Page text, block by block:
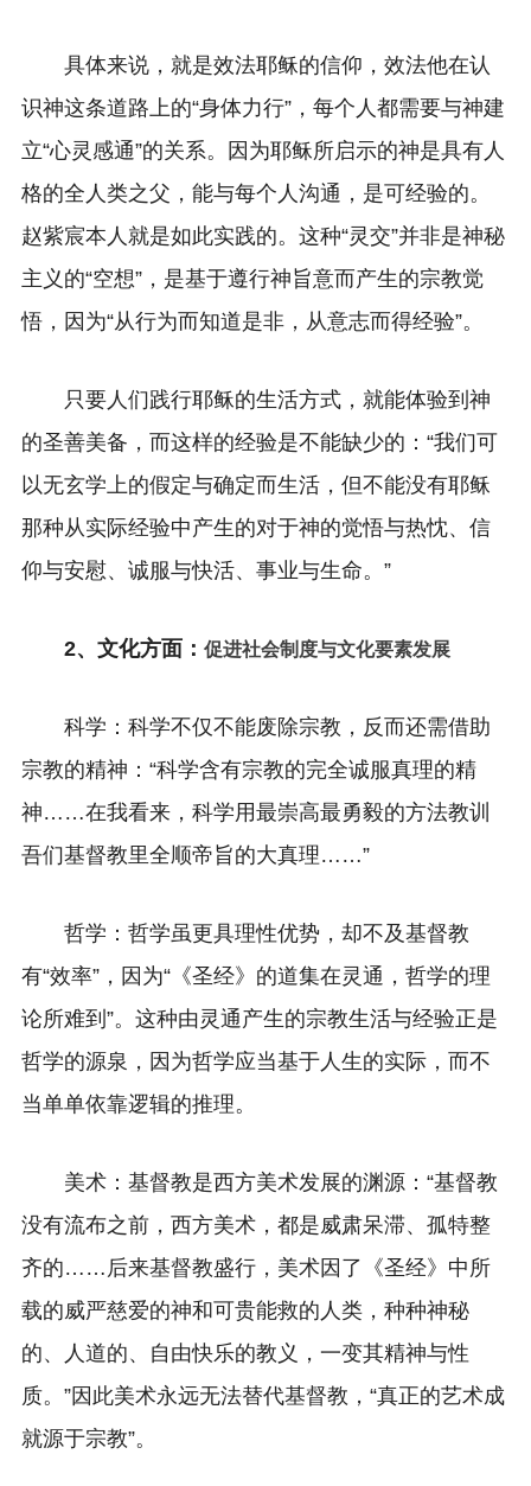
具体来说，就是效法耶稣的信仰，效法他在认
识神这条道路上的“身体力行”，每个人都需要与神建
立“心灵感通”的关系。因为耶稣所启示的神是具有人
格的全人类之父，能与每个人沟通，是可经验的。
赵紫宸本人就是如此实践的。这种“灵交”并非是神秘
主义的“空想”，是基于遵行神旨意而产生的宗教觉
悟，因为“从行为而知道是非，从意志而得经验”。
只要人们践行耶稣的生活方式，就能体验到神
的圣善美备，而这样的经验是不能缺少的：“我们可
以无玄学上的假定与确定而生活，但不能没有耶稣
那种从实际经验中产生的对于神的觉悟与热忱、信
仰与安慰、诚服与快活、事业与生命。”
2、文化方面： 促进社会制度与文化要素发展
科学：科学不仅不能废除宗教，反而还需借助
宗教的精神：“科学含有宗教的完全诚服真理的精
神……在我看来，科学用最崇高最勇毅的方法教训
吾们基督教里全顺帝旨的大真理……”
哲学：哲学虽更具理性优势，却不及基督教
有“效率”，因为“《圣经》的道集在灵通，哲学的理
论所难到”。这种由灵通产生的宗教生活与经验正是
哲学的源泉，因为哲学应当基于人生的实际，而不
当单单依靠逻辑的推理。
美术：基督教是西方美术发展的渊源：“基督教
没有流布之前，西方美术，都是威肃呆滞、孤特整
齐的……后来基督教盛行，美术因了《圣经》中所
载的威严慈爱的神和可贵能救的人类，种种神秘
的、人道的、自由快乐的教义，一变其精神与性
质。”因此美术永远无法替代基督教，“真正的艺术成
就源于宗教”。